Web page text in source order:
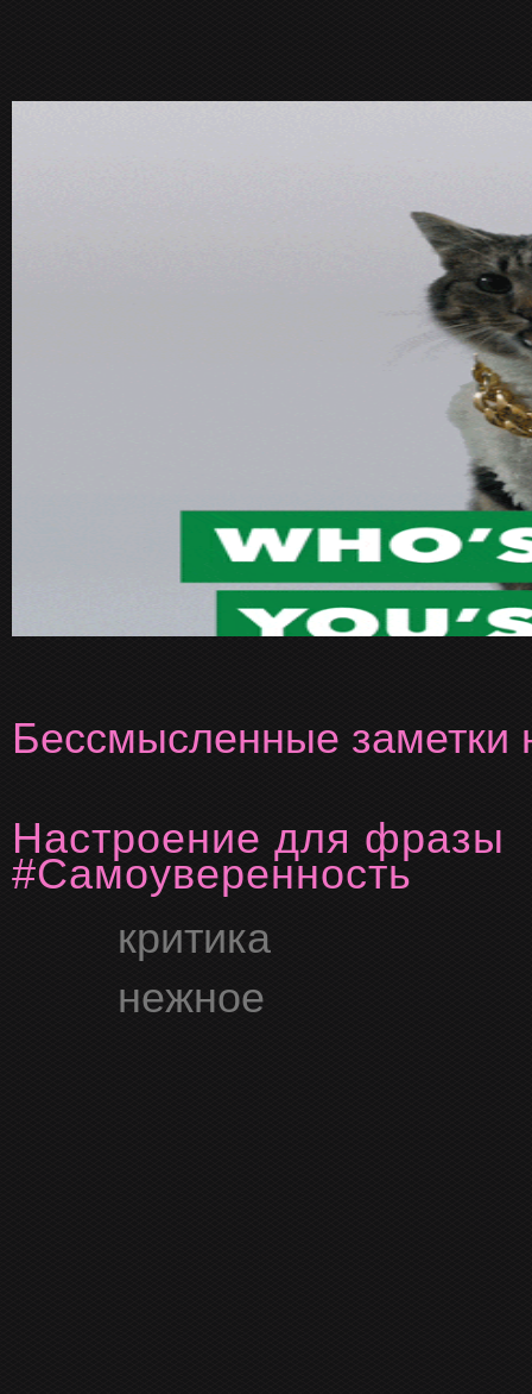
Бессмысленные заметки
Настроение для фразы
#Самоуверенность
критика
нежное